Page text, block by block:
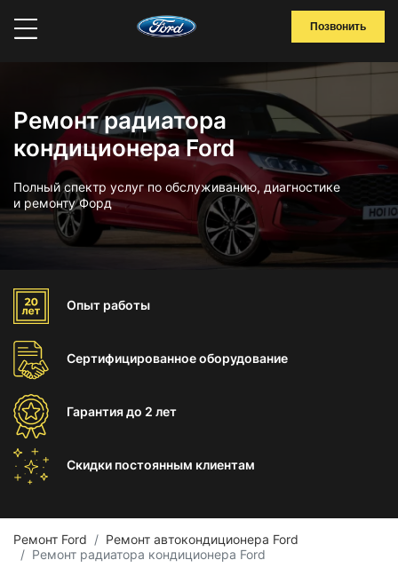
Позвонить
Ремонт радиатора
кондиционера Ford
Полный спектр услуг по обслуживанию, диагностике
и ремонту Форд
Опыт работы
Сертифицированноеоборудование
Гарантиядо 2 лет
Скидки постоянным клиентам
Ремонт Ford
Ремонт автокондиционера Ford
Ремонт радиатора кондиционера Ford